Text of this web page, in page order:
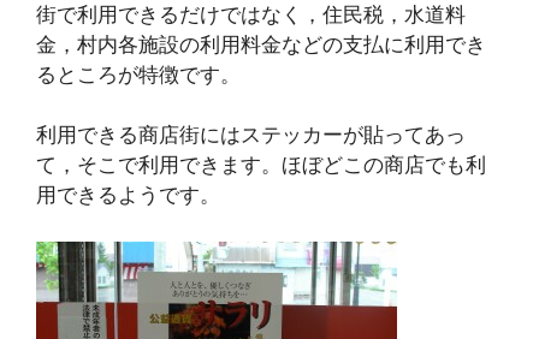
街で利用できるだけではなく，住民税，水道料
金，村内各施設の利用料金などの支払に利用でき
るところが特徴です。
利用できる商店街にはステッカーが貼ってあっ
て，そこで利用できます。ほぼどこの商店でも利
用できるようです。